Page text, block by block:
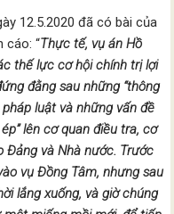
12.5.2020 đã có bài của
cáo: “Thực tế, vụ án Hồ
thế lực cơ hội chính trị lợi
đằng sau những “thông
luật và những vấn đề
lên cơ quan điều tra, cơ
Đảng và Nhà nước. Trước
vụ Đồng Tâm, nhưng sau
lắng xuống, và giờ chúng